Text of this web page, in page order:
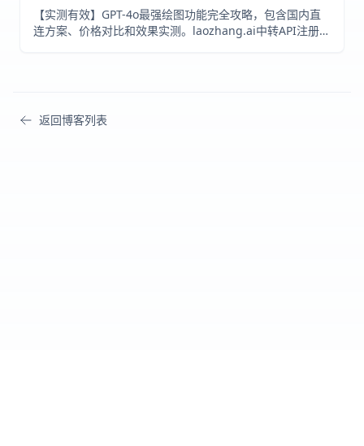
【实测有效】GPT-4o最强绘图功能完全攻略，包含国内直
连方案、价格对比和效果实测。laozhang.ai中转API注册送
返回博客列表